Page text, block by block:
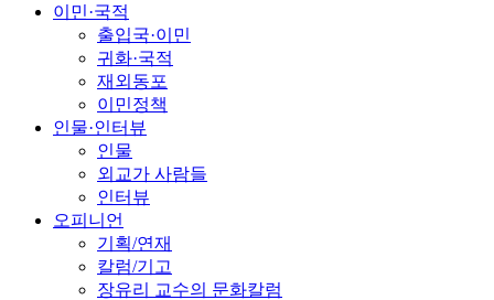
이민·국적
출입국·이민
귀화·국적
재외동포
이민정책
인물·인터뷰
인물
외교가 사람들
인터뷰
오피니언
기획/연재
칼럼/기고
장유리 교수의 문화칼럼